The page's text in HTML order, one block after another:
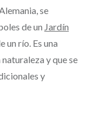
se
de un Jardín
un río. Es una
y que se
y